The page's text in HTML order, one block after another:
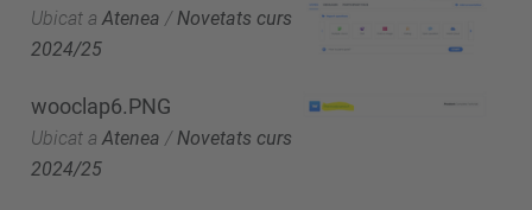
Ubicat a Atenea / Novetats curs
2024/25
wooclap6.PNG
Ubicat a Atenea /Novetats curs
2024/25